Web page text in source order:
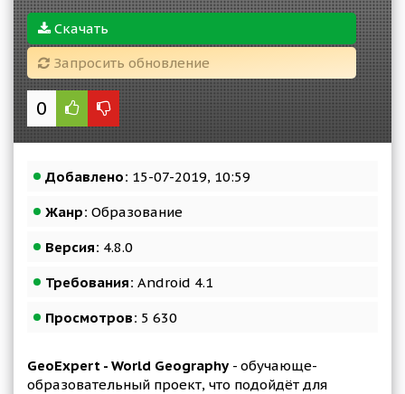
Скачать
Запросить обновление
0
Добавлено: 15-07-2019, 10:59
Жанр: Образование
Версия: 4.8.0
Требования: Android 4.1
Просмотров: 5 630
GeoExpert - World Geography - обучающе-
образовательный проект, что подойдёт для